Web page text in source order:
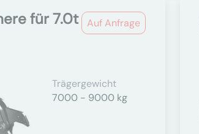
Auf Anfrage
für 7.0t
Trägergewicht
7000 - 9000 kg